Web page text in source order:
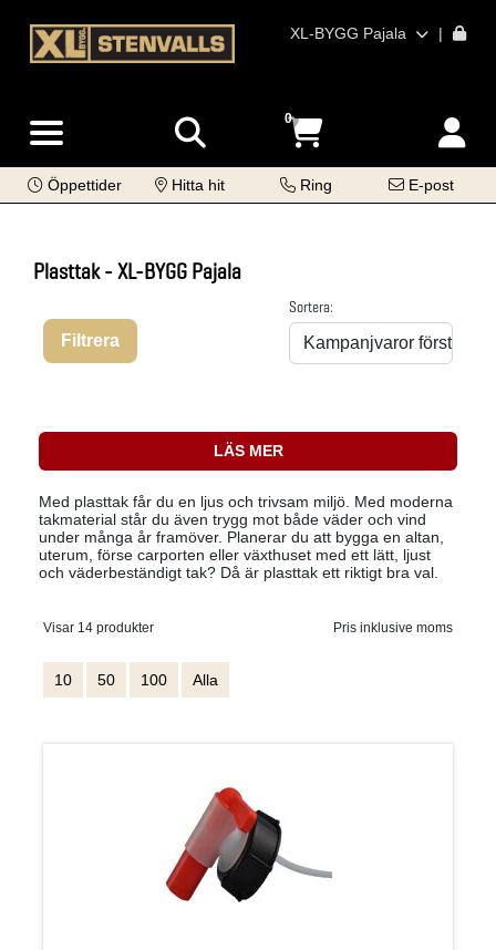
XL-BYGG Pajala |
0
Öppettider Hitta hit Ring E-post
Plasttak - XL-BYGG Pajala
Filtrera
Sortera:
LÄS MER
Med plasttak får du en ljus och trivsam miljö. Med moderna
takmaterial står du även trygg mot både väder och vind
under många år framöver. Planerar du att bygga en altan,
uterum, förse carporten eller växthuset med ett lätt, ljust
och väderbeständigt tak? Då är plasttak ett riktigt bra val.
Visar 14 produkter Pris inklusive moms
10 50 100 Alla